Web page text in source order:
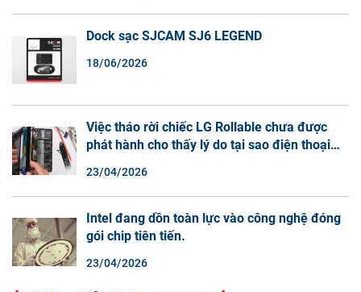
Dock sạc SJCAM SJ6 LEGEND
18/06/2026
Việc tháo rời chiếc LG Rollable chưa được
phát hành cho thấy lý do tại sao điện thoại
23/04/2026
Intel đang dồn toàn lực vào công nghệ đóng
gói chip tiên tiến.
23/04/2026